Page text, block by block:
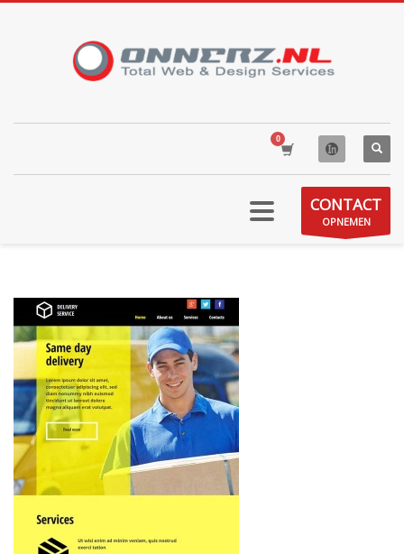
CONTACT
OPNEMEN